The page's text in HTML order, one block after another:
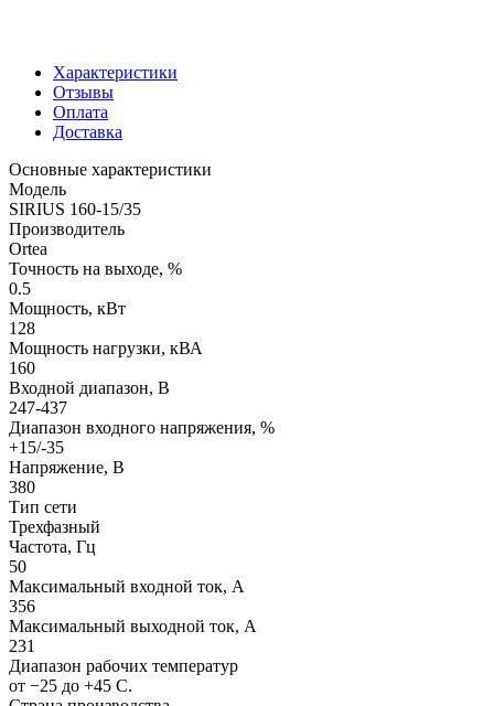
Характеристики
Отзывы
Оплата
Доставка
Основные характеристики
Модель
SIRIUS 160-15/35
Производитель
Ortea
Точность на выходе, %
0.5
Мощность, кВт
128
Мощность нагрузки, кВА
160
Входной диапазон, В
247-437
Диапазон входного напряжения, %
+15/-35
Напряжение, В
380
Тип сети
Трехфазный
Частота, Гц
50
Максимальный входной ток, А
356
Максимальный выходной ток, А
231
Диапазон рабочих температур
от −25 до +45 С.